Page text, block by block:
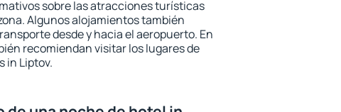
sobre las atracciones turísticas
Algunos alojamientos también
desde y hacia el aeropuerto. En
recomiendan visitar los lugares de
in Liptov.